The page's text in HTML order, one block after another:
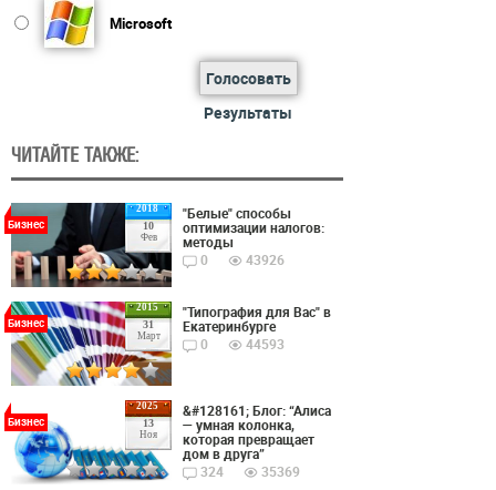
Microsoft
Голосовать
Результаты
ЧИТАЙТЕ ТАКЖЕ:
2018
10
Фев
Бизнес
"Белые" способы
оптимизации налогов:
методы
0
43926
2015
31
Март
Бизнес
"Типография для Вас" в
Екатеринбурге
0
44593
2025
13
Ноя
Бизнес
&#128161; Блог: “Алиса
— умная колонка,
которая превращает
дом в друга”
324
35369